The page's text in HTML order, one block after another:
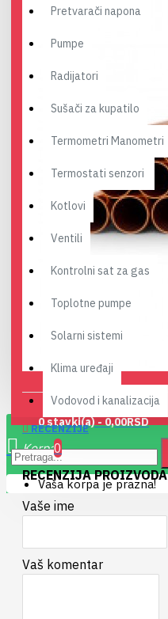
0 stavki(a) - 0,00RSD
0
Vaša korpa je prazna!
Pretvarači napona
Pumpe
Radijatori
Sušači za kupatilo
Termometri Manometri
Termostati senzori
Kotlovi
Ventili
Kontrolni sat za gas
Toplotne pumpe
Solarni sistemi
Klima uređaji
Vodovod i kanalizacija
RECENZIJE
RECENZIJA PROIZVODA
Vaše ime
Vaš komentar